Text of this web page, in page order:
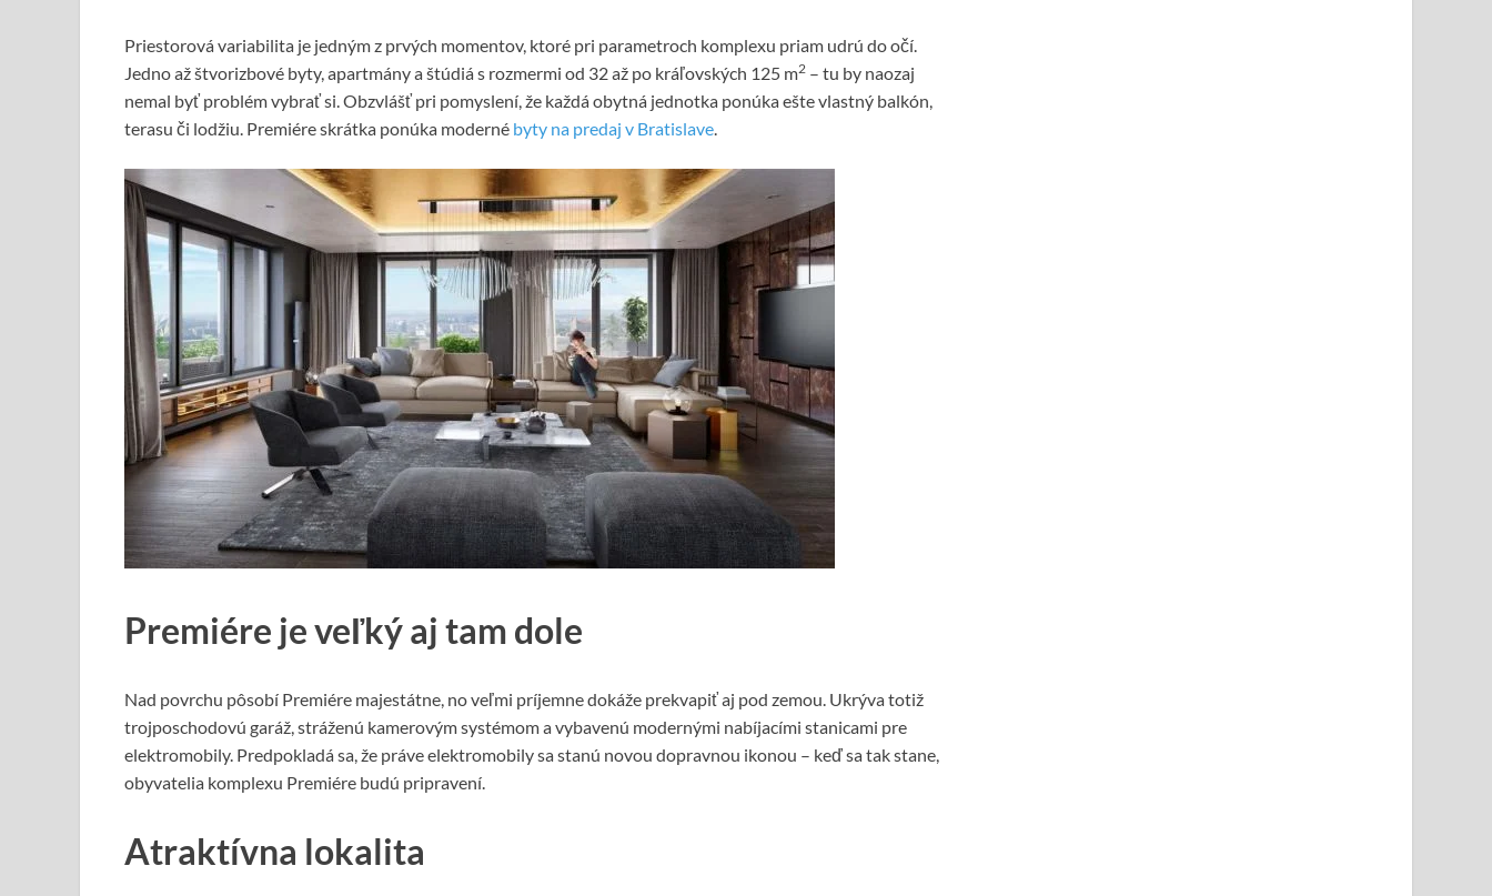
Priestorová variabilita je jedným z prvých momentov, ktoré pri parametroch komplexu priam udrú do očí.
Jedno až štvorizbové byty, apartmány a štúdiá s rozmermi od 32 až po kráľovských 125 m2 – tu by naozaj
nemal byť problém vybrať si. Obzvlášť pri pomyslení, že každá obytná jednotka ponúka ešte vlastný balkón,
terasu či lodžiu. Premiére skrátka ponúka moderné byty na predaj v Bratislave.
Premiére je veľký aj tam dole
Nad povrchu pôsobí Premiére majestátne, no veľmi príjemne dokáže prekvapiť aj pod zemou. Ukrýva totiž
trojposchodovú garáž, stráženú kamerovým systémom a vybavenú modernými nabíjacími stanicami pre
elektromobily. Predpokladá sa, že práve elektromobily sa stanú novou dopravnou ikonou – keď sa tak stane,
obyvatelia komplexu Premiére budú pripravení.
Atraktívna lokalita